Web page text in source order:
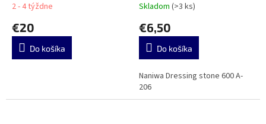
2 - 4 týždne
€20
Do košíka
Skladom (>3 ks)
€6,50
Do košíka
Naniwa Dressing stone 600 A-
206